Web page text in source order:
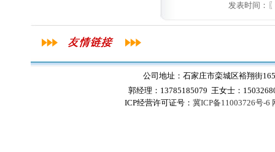
发表时间：
公司地址：石家庄市栾城区裕翔街
郭经理：13785185079 王女士：
ICP经营许可证号： 冀ICP备11003726号-6